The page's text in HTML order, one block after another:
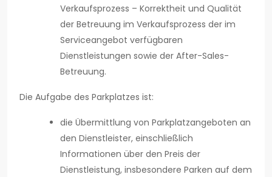
Verkaufsprozess – Korrektheit und Qualität
der Betreuung im Verkaufsprozess der im
Serviceangebot verfügbaren
Dienstleistungen sowie der After-Sales-
Betreuung.
Die Aufgabe des Parkplatzes ist:
die Übermittlung von Parkplatzangeboten an
den Dienstleister, einschließlich
Informationen über den Preis der
Dienstleistung, insbesondere Parken auf dem